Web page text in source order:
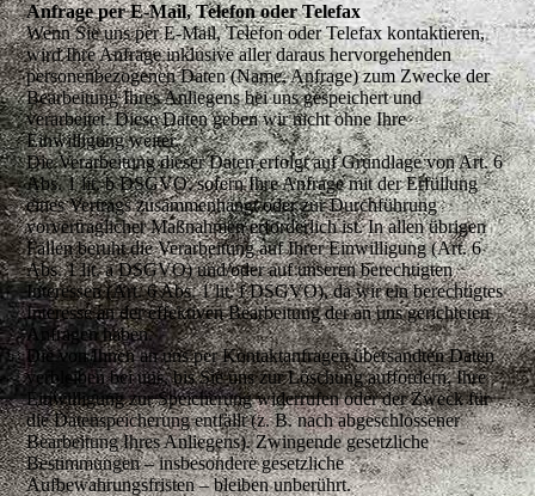
Anfrage per E-Mail, Telefon oder Telefax
Wenn Sie uns per E-Mail, Telefon oder Telefax kontaktieren,
wird Ihre Anfrage inklusive aller daraus hervorgehenden
personenbezogenen Daten (Name, Anfrage) zum Zwecke der
Bearbeitung Ihres Anliegens bei uns gespeichert und
verarbeitet. Diese Daten geben wir nicht ohne Ihre
Einwilligung weiter.
Die Verarbeitung dieser Daten erfolgt auf Grundlage von Art. 6
Abs. 1 lit. b DSGVO, sofern Ihre Anfrage mit der Erfüllung
eines Vertrags zusammenhängt oder zur Durchführung
vorvertraglicher Maßnahmen erforderlich ist. In allen übrigen
Fällen beruht die Verarbeitung auf Ihrer Einwilligung (Art. 6
Abs. 1 lit. a DSGVO) und/oder auf unseren berechtigten
Interessen (Art. 6 Abs. 1 lit. f DSGVO), da wir ein berechtigtes
Interesse an der effektiven Bearbeitung der an uns gerichteten
Anfragen haben.
Die von Ihnen an uns per Kontaktanfragen übersandten Daten
verbleiben bei uns, bis Sie uns zur Löschung auffordern, Ihre
Einwilligung zur Speicherung widerrufen oder der Zweck für
die Datenspeicherung entfällt (z. B. nach abgeschlossener
Bearbeitung Ihres Anliegens). Zwingende gesetzliche
Bestimmungen – insbesondere gesetzliche
Aufbewahrungsfristen – bleiben unberührt.